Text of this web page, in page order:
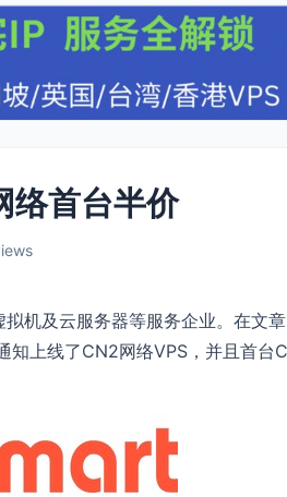
首台半价
机及云服务器等服务企业。在文
知上线了CN2网络VPS，并且首台